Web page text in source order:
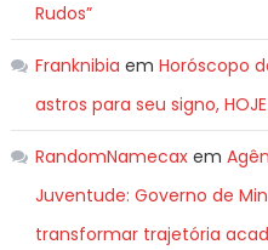
Rudos”
Franknibia em Horóscopo
astros para seu signo,
RandomNamecaxem
Juventude: Governo de
transformar trajetória